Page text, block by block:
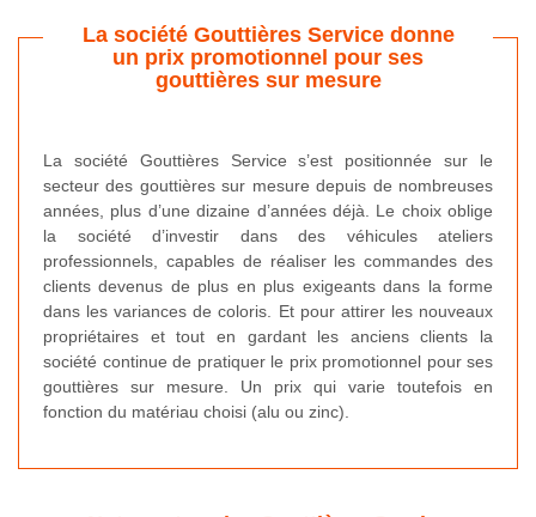
La société Gouttières Service donne
un prix promotionnel pour ses
gouttières sur mesure
La société Gouttières Service s’est positionnée sur le
secteur des gouttières sur mesure depuis de nombreuses
années, plus d’une dizaine d’années déjà. Le choix oblige
la société d’investir dans des véhicules ateliers
professionnels, capables de réaliser les commandes des
clients devenus de plus en plus exigeants dans la forme
dans les variances de coloris. Et pour attirer les nouveaux
propriétaires et tout en gardant les anciens clients la
société continue de pratiquer le prix promotionnel pour ses
gouttières sur mesure. Un prix qui varie toutefois en
fonction du matériau choisi (alu ou zinc).